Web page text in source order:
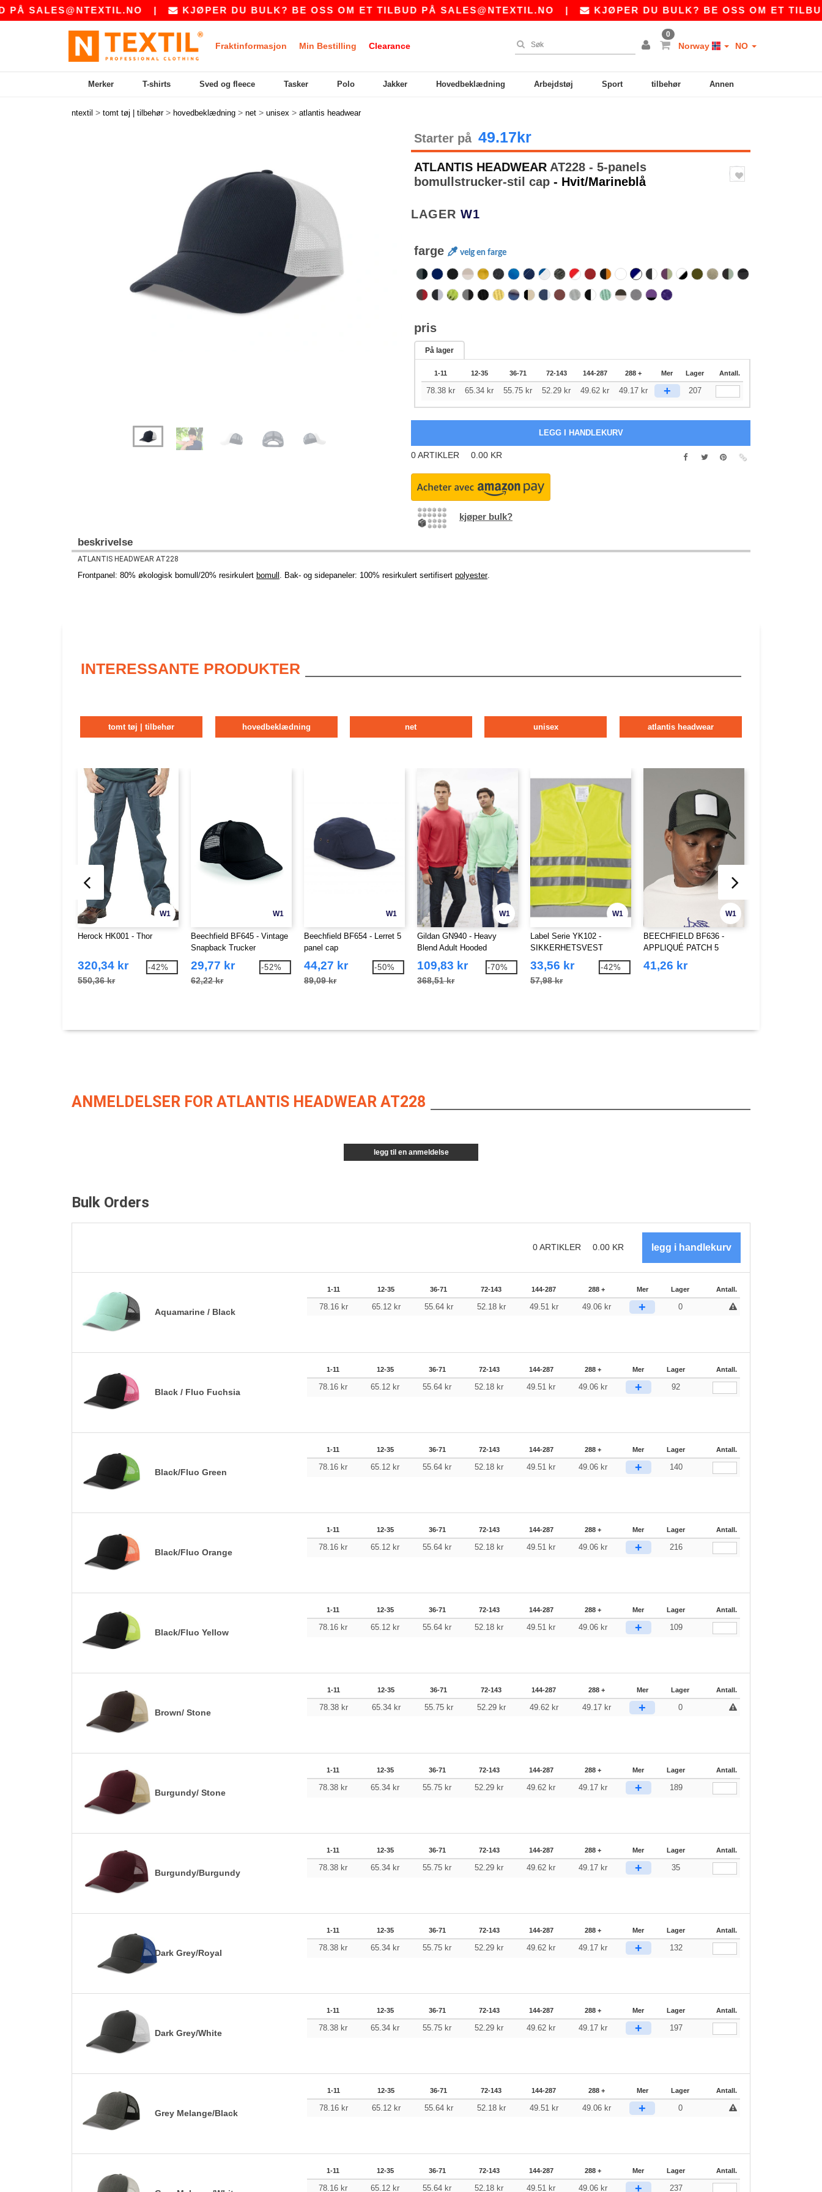
| KJØPER DU BULK? BE OSS OM ET TILBUD PÅSALES@NTEXTIL.NO| KJØPER DU BULK? BE OSS OM ET TILBUD PÅ
Fraktinformasjon Min Bestilling Clearance
0
Norway NO
Merker T-shirts Sved og fleece Tasker Polo Jakker Hovedbeklædning Arbejdstøj Sport tilbehør Annen
ntextil > tomt tøj | tilbehør > hovedbeklædning > net > unisex > atlantis headwear
Starter på 49.17kr
ATLANTIS HEADWEAR AT228 - 5-panels
bomullstrucker-stil cap - Hvit/Marineblå
LAGER W1
farge velg en farge
pris
På lager
1-11 12-35 36-71 72-143 144-287 288 + Mer Lager Antall.
78.38 kr 65.34 kr 55.75 kr 52.29 kr 49.62 kr 49.17 kr + 207
0ARTIKLER 0.00 KR
kjøper bulk?
beskrivelse
ATLANTIS HEADWEAR AT228
Frontpanel: 80% økologisk bomull/20% resirkulert bomull . Bak- og sidepaneler: 100% resirkulert sertifisert polyester.
INTERESSANTE PRODUKTER
tomt tøj | tilbehør hovedbeklædning net unisex atlantis headwear
W1
Herock HK001 - Thor
320,34 kr
550,36 kr
-42%
W1
Beechfield BF645 - Vintage
Snapback Trucker
29,77 kr
62,22 kr
-52%
W1
Beechfield BF654 - Lerret 5
panel cap
44,27 kr
89,09 kr
-50%
W1
Gildan GN940 - Heavy
Blend Adult Hooded
109,83 kr
368,51 kr
-70%
W1
Label Serie YK102 -
SIKKERHETSVEST
33,56 kr
57,98 kr
-42%
W1
BEECHFIELD BF636 -
APPLIQUÉ PATCH 5
PANEL TRUCKER
41,26 kr
ANMELDELSER FOR ATLANTIS HEADWEAR AT228
legg til en anmeldelse
Bulk Orders
0ARTIKLER 0.00 KR
Aquamarine / Black
1-11 12-35 36-71 72-143 144-287 288 + Mer Lager Antall.
78.16 kr 65.12 kr 55.64 kr 52.18 kr 49.51 kr 49.06 kr + 0
Black / Fluo Fuchsia
1-11 12-35 36-71 72-143 144-287 288 + Mer Lager Antall.
78.16 kr 65.12 kr 55.64 kr 52.18 kr 49.51 kr 49.06 kr + 92
Black/Fluo Green
1-11 12-35 36-71 72-143 144-287 288 + Mer Lager Antall.
78.16 kr 65.12 kr 55.64 kr 52.18 kr 49.51 kr 49.06 kr + 140
Black/Fluo Orange
1-11 12-35 36-71 72-143 144-287 288 + Mer Lager Antall.
78.16 kr 65.12 kr 55.64 kr 52.18 kr 49.51 kr 49.06 kr + 216
Black/Fluo Yellow
1-11 12-35 36-71 72-143 144-287 288 + Mer Lager Antall.
78.16 kr 65.12 kr 55.64 kr 52.18 kr 49.51 kr 49.06 kr + 109
Brown/ Stone
1-11 12-35 36-71 72-143 144-287 288 + Mer Lager Antall.
78.38 kr 65.34 kr 55.75 kr 52.29 kr 49.62 kr 49.17 kr + 0
Burgundy/ Stone
1-11 12-35 36-71 72-143 144-287 288 + Mer Lager Antall.
78.38 kr 65.34 kr 55.75 kr 52.29 kr 49.62 kr 49.17 kr + 189
Burgundy/Burgundy
1-11 12-35 36-71 72-143 144-287 288 + Mer Lager Antall.
78.38 kr 65.34 kr 55.75 kr 52.29 kr 49.62 kr 49.17 kr + 35
Dark Grey/Royal
1-11 12-35 36-71 72-143 144-287 288 + Mer Lager Antall.
78.38 kr 65.34 kr 55.75 kr 52.29 kr 49.62 kr 49.17 kr + 132
Dark Grey/White
1-11 12-35 36-71 72-143 144-287 288 + Mer Lager Antall.
78.38 kr 65.34 kr 55.75 kr 52.29 kr 49.62 kr 49.17 kr + 197
Grey Melange/Black
1-11 12-35 36-71 72-143 144-287 288 + Mer Lager Antall.
78.16 kr 65.12 kr 55.64 kr 52.18 kr 49.51 kr 49.06 kr + 0
1-11 12-35 36-71 72-143 144-287 288 + Mer Lager Antall.
78.16 kr 65.12 kr 55.64 kr 52.18 kr 49.51 kr 49.06 kr + 237